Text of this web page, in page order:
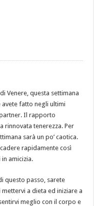
Venere, questa settimana
fatto negli ultimi
Il rapporto
rinnovata tenerezza. Per
sarà un po’ caotica.
rapidamente così
amicizia.
questo passo, sarete
a dieta ed iniziare a
meglio con il corpo e